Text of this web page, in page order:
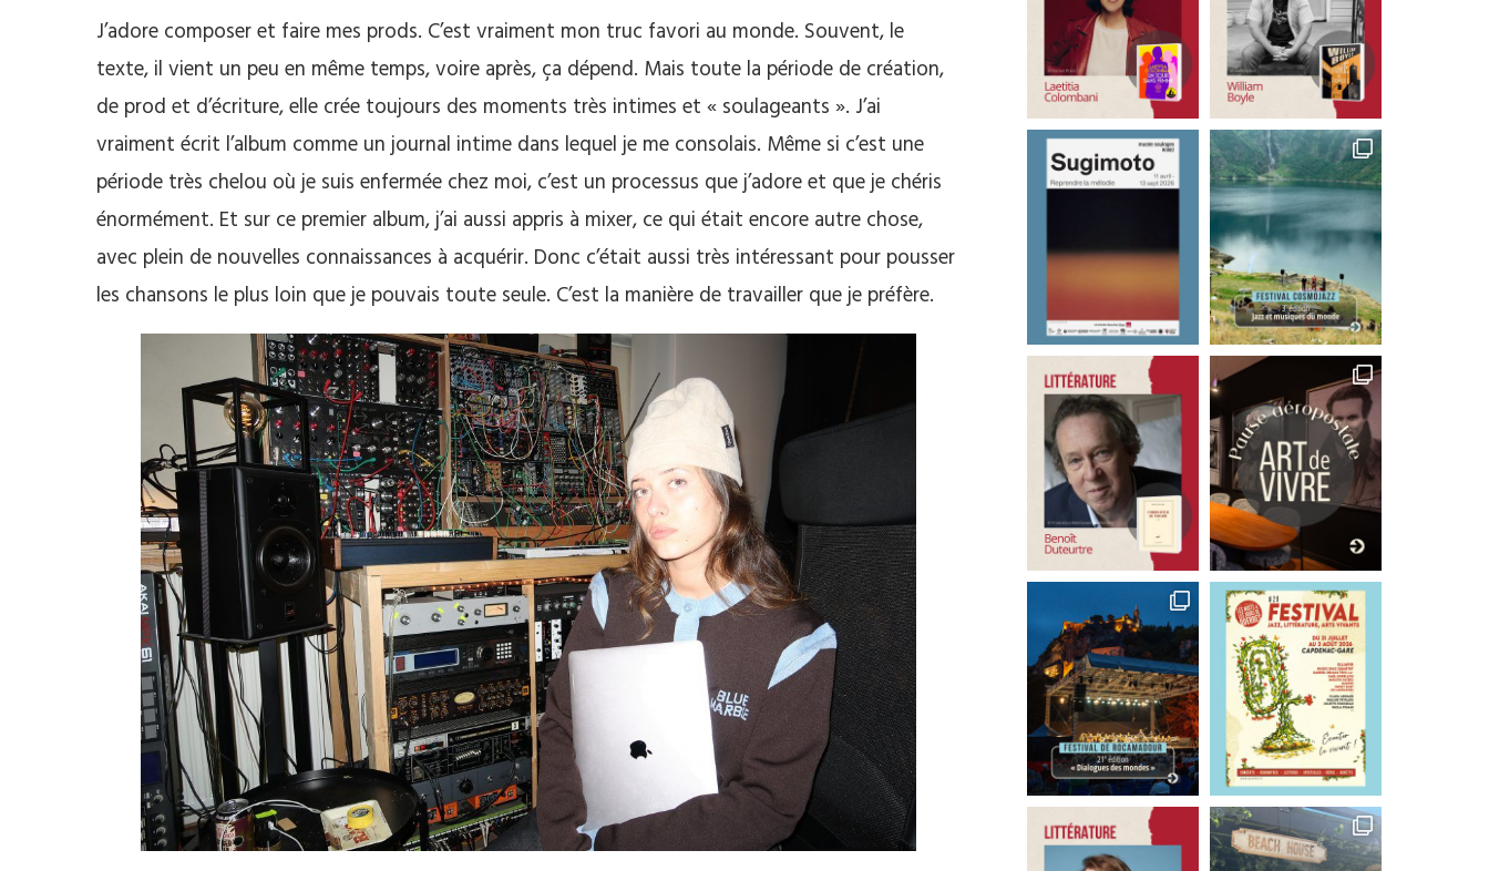
J’adore composer et faire mes prods. C’est vraiment mon truc favori au monde. Souvent, le
texte, il vient un peu en même temps, voire après, ça dépend. Mais toute la période de création,
de prod et d’écriture, elle crée toujours des moments très intimes et « soulageants ». J’ai
vraiment écrit l’album comme un journal intime dans lequel je me consolais. Même si c’est une
période très chelou où je suis enfermée chez moi, c’est un processus que j’adore et que je chéris
énormément. Et sur ce premier album, j’ai aussi appris à mixer, ce qui était encore autre chose,
avec plein de nouvelles connaissances à acquérir. Donc c’était aussi très intéressant pour pousser
les chansons le plus loin que je pouvais toute seule. C’est la manière de travailler que je préfère.